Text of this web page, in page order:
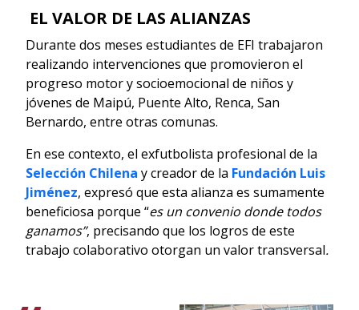
EL VALOR DE LAS ALIANZAS
Durante dos meses estudiantes de EFI trabajaron
realizando intervenciones que promovieron el
progreso motor y socioemocional de niños y
jóvenes de Maipú, Puente Alto, Renca, San
Bernardo, entre otras comunas.
En ese contexto, el exfutbolista profesional de la
Selección Chilena y creador de la Fundación Luis
Jiménez, expresó que esta alianza es sumamente
beneficiosa porque “es un convenio donde todos
ganamos”, precisando que los logros de este
trabajo colaborativo otorgan un valor transversal.